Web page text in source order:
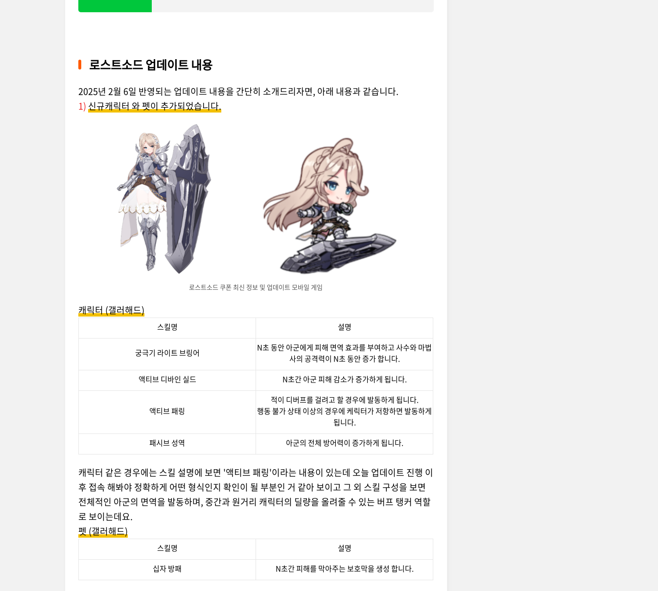
로스트소드 업데이트 내용
2025년 2월 6일 반영되는 업데이트 내용을 간단히 소개드리자면, 아래 내용과 같습니다.
1)신규캐릭터 와 펫이 추가되었습니다.
로스트소드 쿠폰 최신 정보 및 업데이트 모바일 게임
캐릭터 (갤러해드)
스킬명 설명
궁극기 라이트 브링어
N초 동안 아군에게 피해 면역 효과를 부여하고 사수와 마법
사의 공격력이 N초 동안 증가 합니다.
액티브 디바인 실드
N초간 아군 피해 감소가 증가하게 됩니다.
액티브 패링
적이 디버프를 걸려고 할 경우에 발동하게 됩니다.
행동 불가 상태 이상의 경우에 케릭터가 저항하면 발동하게
됩니다.
패시브 성역
아군의 전체 방어력이 증가하게 됩니다.
캐릭터 같은 경우에는 스킬 설명에 보면 '액티브 패링'이라는 내용이 있는데 오늘 업데이트 진행 이
후 접속 해봐야 정확하게 어떤 형식인지 확인이 될 부분인 거 같아 보이고 그 외 스킬 구성을 보면
전체적인 아군의 면역을 발동하며, 중간과 원거리 캐릭터의 딜량을 올려줄 수 있는 버프 탱커 역할
로 보이는데요.
펫 (갤러해드)
스킬명
설명
십자 방패
N초간 피해를 막아주는 보호막을 생성 합니다.